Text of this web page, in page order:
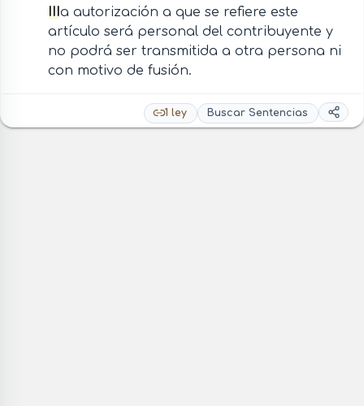
IIIa autorización a que se refiere este
artículo será personal del contribuyente y
no podrá ser transmitida a otra persona ni
con motivo de fusión.
1 ley Buscar Sentencias